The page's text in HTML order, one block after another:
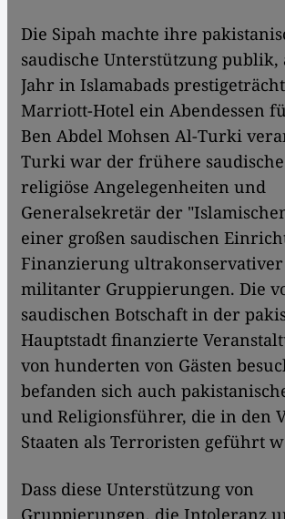
Die Sipah machte ihre
saudische Unterstützung publik,
Jahr in Islamabads
Marriott-Hotel ein Abendessen
Ben Abdel Mohsen Al-Turki
Turki war der frühere
religiöse Angelegenheiten und
Generalsekretär der
einer großen saudischen
Finanzierung
militanter Gruppierungen. Die
saudischen Botschaft in der
Hauptstadt finanzierte
von hunderten von Gästen
befanden sich auch
und Religionsführer, die in den
Staaten als Terroristen geführt
Dass diese Unterstützung von
Gruppierungen, die Intoleranz